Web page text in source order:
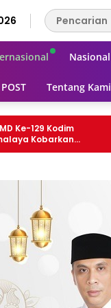
Nasional
Tentang Kami
Kodim
Demi Jalan